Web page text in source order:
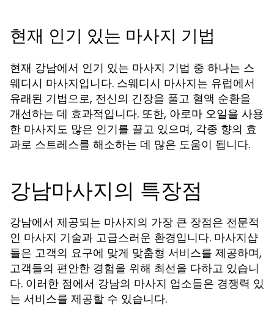
현재 인기 있는 마사지 기법
현재 강남에서 인기 있는 마사지 기법 중 하나는 스
웨디시 마사지입니다. 스웨디시 마사지는 유럽에서
유래된 기법으로, 전신의 긴장을 풀고 혈액 순환을
개선하는 데 효과적입니다. 또한, 아로마 오일을 사용
한 마사지도 많은 인기를 끌고 있으며, 각종 향의 효
과로 스트레스를 해소하는 데 많은 도움이 됩니다.
강남마사지의 특장점
강남에서 제공되는 마사지의 가장 큰 장점은 전문적
인 마사지 기술과 고급스러운 환경입니다. 마사지샵
들은 고객의 요구에 맞게 맞춤형 서비스를 제공하며,
고객들의 편안한 경험을 위해 최선을 다하고 있습니
다. 이러한 점에서 강남의 마사지 업소들은 경쟁력 있
는 서비스를 제공할 수 있습니다.